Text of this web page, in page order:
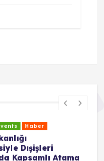
Haber
Dışişleri
Kapsamlı Atama